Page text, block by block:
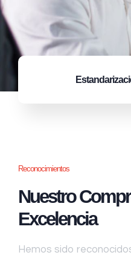
Reconocimientos
Nuestro
Excelencia
Hemos sido